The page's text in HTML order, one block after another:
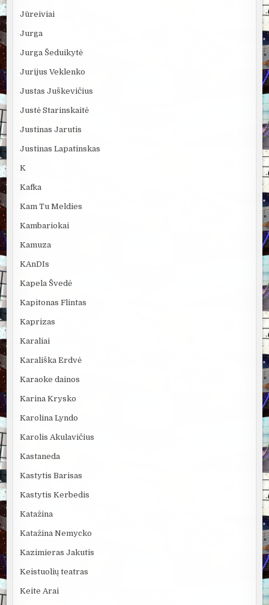
Jūreiviai
Jurga
Jurga Šeduikytė
Jurijus Veklenko
Justas Juškevičius
Justė Starinskaitė
Justinas Jarutis
Justinas Lapatinskas
K
Kafka
Kam Tu Meldies
Kambariokai
Kamuza
KAnDIs
Kapela Švedė
Kapitonas Flintas
Kaprizas
Karaliai
Karališka Erdvė
Karaoke dainos
Karina Krysko
Karolina Lyndo
Karolis Akulavičius
Kastaneda
Kastytis Barisas
Kastytis Kerbedis
Katažina
Katažina Nemycko
Kazimieras Jakutis
Keistuolių teatras
Keite Arai